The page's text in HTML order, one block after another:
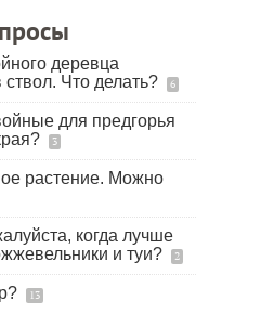
деревца
Что делать?
6
для предгорья
3
растение. Можно
когда лучше
и туи?
2
13